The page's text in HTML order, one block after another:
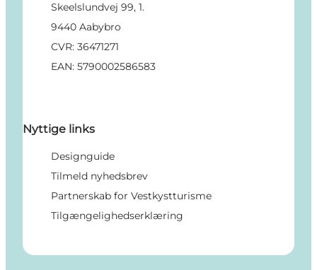
Skeelslundvej 99, 1.
9440 Aabybro
CVR: 36471271
EAN: 5790002586583
Nyttige links
Designguide
Tilmeld nyhedsbrev
Partnerskab for Vestkystturisme
Tilgængelighedserklæring